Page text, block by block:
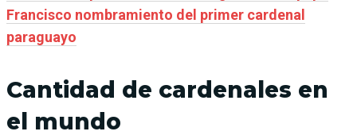
Francisco nombramiento del primer cardenal
paraguayo
Cantidad de cardenales en
el mundo